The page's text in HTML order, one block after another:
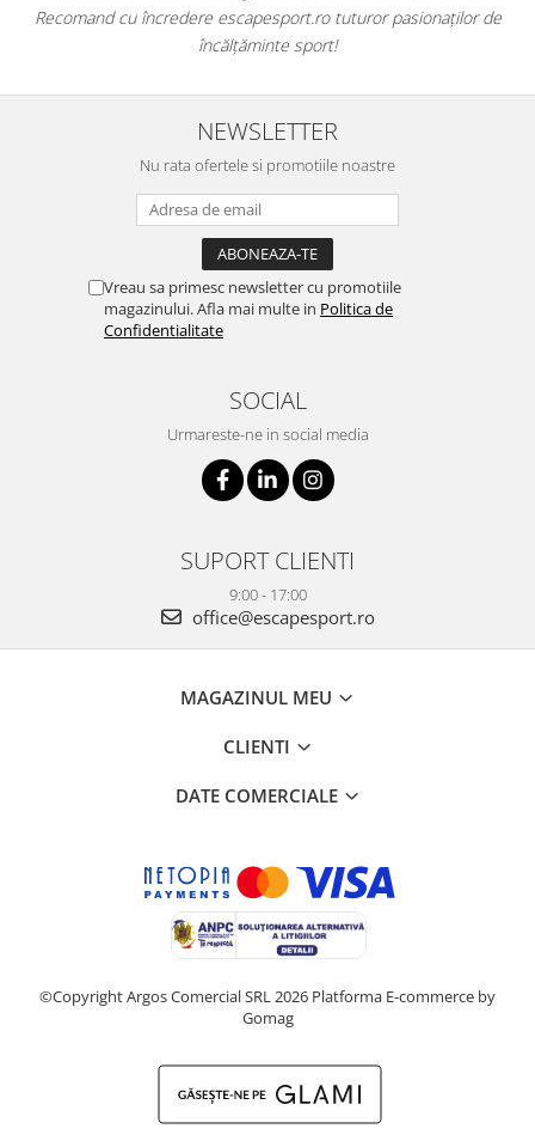
Recomand cu încredere escapesport.ro tuturor pasionaților de
încălțăminte sport!
NEWSLETTER
Nu rata ofertele si promotiile noastre
Vreau sa primesc newsletter cu promotiile
magazinului. Afla mai multe in Politica de
Confidentialitate
SOCIAL
Urmareste-ne in social media
SUPORT CLIENTI
9:00 - 17:00
office@escapesport.ro
MAGAZINUL MEU
CLIENTI
DATE COMERCIALE
©Copyright Argos Comercial SRL 2026 Platforma E-commerce by
Gomag